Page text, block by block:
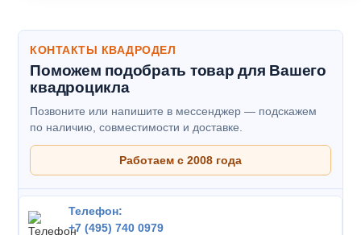
КОНТАКТЫ КВАДРОДЕЛ
Поможем подобрать товар для Вашего
квадроцикла
Позвоните или напишите в мессенджер — подскажем
по наличию, совместимости и доставке.
Работаем с 2008 года
Телефон:
+7 (495) 740 0979